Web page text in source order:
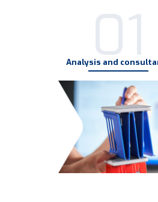
01
Analysis and